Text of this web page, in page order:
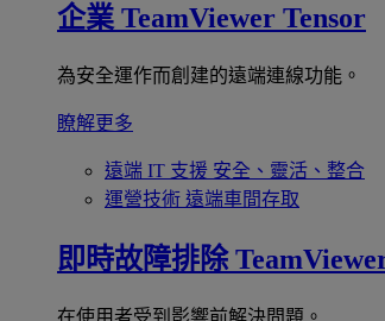
企業 TeamViewer Tensor
為安全運作而創建的遠端連線功能。
瞭解更多
遠端 IT 支援 安全、靈活、整合
運營技術 遠端車間存取
即時故障排除
在使用者受到影響前解決問題。